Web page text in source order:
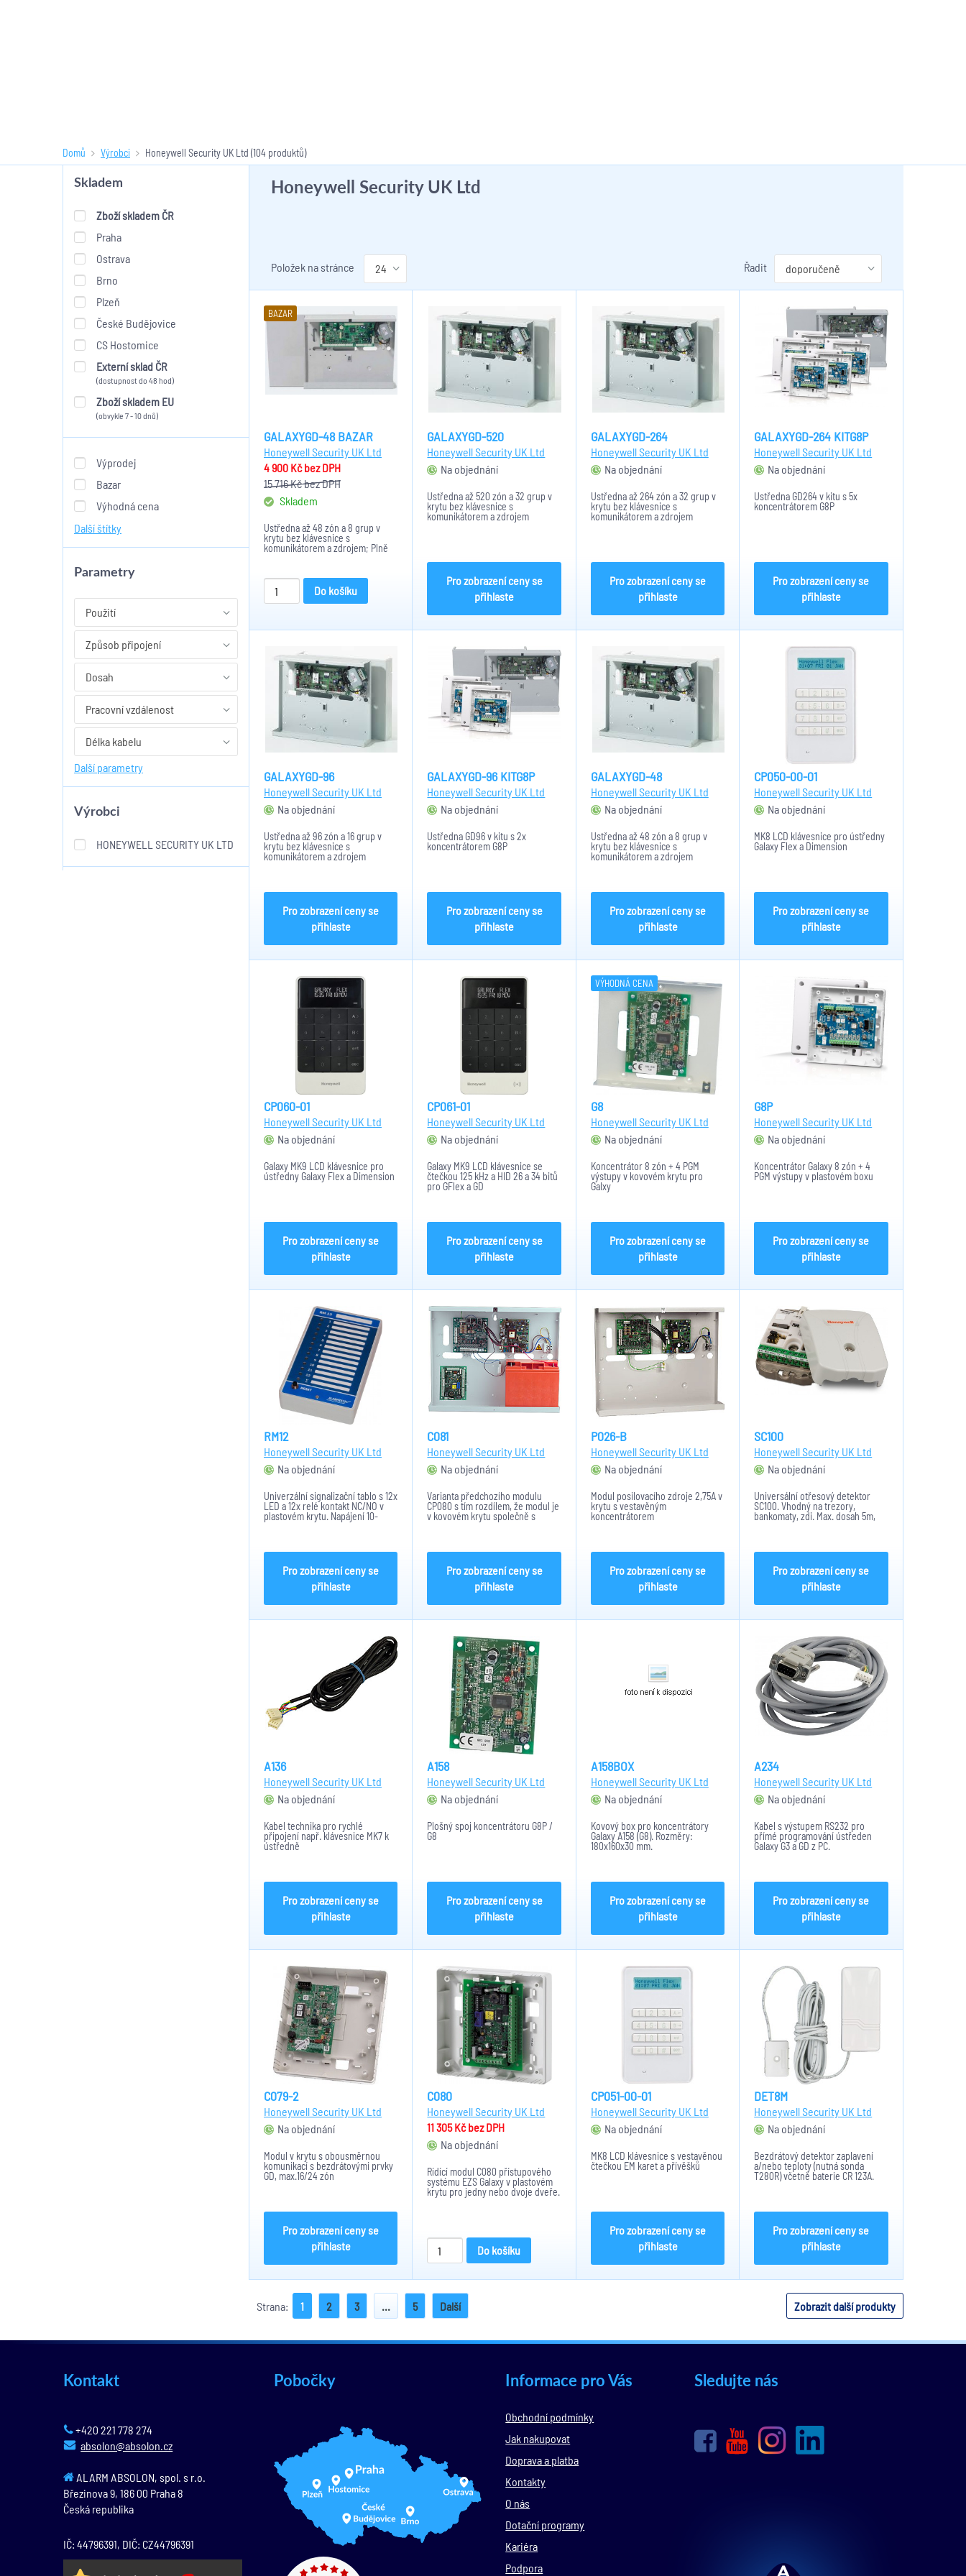
Domů Výrobci Honeywell Security UK Ltd (104 produktů)
Skladem
Zboží skladem ČR
Praha
Ostrava
Brno
Plzeň
České Budějovice
CS Hostomice
Externí sklad ČR
(dostupnost do 48 hod)
Zboží skladem EU
(obvykle 7 - 10 dnů)
Výprodej
Bazar
Výhodná cena
Další štítky
Parametry
Použití
Způsob připojení
Dosah
Pracovní vzdálenost
Délka kabelu
Další parametry
Výrobci
HONEYWELL SECURITY UK LTD
Honeywell Security UK Ltd
Položek na stránce Řadit
BAZAR
GALAXYGD-48 BAZAR
Honeywell Security UK Ltd
4 900 Kčbez DPH
15 716 Kčbez DPH
Skladem
Ústředna až 48 zón a 8 grup v
krytu bez klávesnice s
komunikátorem a zdrojem; Plně
funkční, používáno 2 roky na
Do košíku
GALAXYGD-520
Honeywell Security UK Ltd
Na objednání
Ústředna až 520 zón a 32 grup v
krytu bez klávesnice s
komunikátorem a zdrojem
Pro zobrazení ceny se
přihlaste
GALAXYGD-264
Honeywell Security UK Ltd
Na objednání
Ústředna až 264 zón a 32 grup v
krytu bez klávesnice s
komunikátorem a zdrojem
Pro zobrazení ceny se
přihlaste
GALAXYGD-264 KITG8P
Honeywell Security UK Ltd
Na objednání
Ústředna GD264 v kitu s 5x
koncentrátorem G8P
Pro zobrazení ceny se
přihlaste
GALAXYGD-96
Honeywell Security UK Ltd
Na objednání
Ústředna až 96 zón a 16 grup v
krytu bez klávesnice s
komunikátorem a zdrojem
Pro zobrazení ceny se
přihlaste
GALAXYGD-96 KITG8P
Honeywell Security UK Ltd
Na objednání
Ústředna GD96 v kitu s 2x
koncentrátorem G8P
Pro zobrazení ceny se
přihlaste
GALAXYGD-48
Honeywell Security UK Ltd
Na objednání
Ústředna až 48 zón a 8 grup v
krytu bez klávesnice s
komunikátorem a zdrojem
Pro zobrazení ceny se
přihlaste
CP050-00-01
Honeywell Security UK Ltd
Na objednání
MK8 LCD klávesnice pro ústředny
Galaxy Flex a Dimension
Pro zobrazení ceny se
přihlaste
CP060-01
Honeywell Security UK Ltd
Na objednání
Galaxy MK9 LCD klávesnice pro
ústředny Galaxy Flex a Dimension
Pro zobrazení ceny se
přihlaste
CP061-01
Honeywell Security UK Ltd
Na objednání
Galaxy MK9 LCD klávesnice se
čtečkou 125 kHz a HID 26 a 34 bitů
pro GFlex a GD
Pro zobrazení ceny se
přihlaste
VÝHODNÁ CENA
G8
Honeywell Security UK Ltd
Na objednání
Koncentrátor 8 zón + 4 PGM
výstupy v kovovém krytu pro
Galxy
Pro zobrazení ceny se
přihlaste
G8P
Honeywell Security UK Ltd
Na objednání
Koncentrátor Galaxy 8 zón + 4
PGM výstupy v plastovém boxu
Pro zobrazení ceny se
přihlaste
RM12
Honeywell Security UK Ltd
Na objednání
Univerzální signalizační tablo s 12x
LED a 12x relé kontakt NC/NO v
plastovém krytu. Napájení 10-
15VDC, odběr max 60mA, rozměry:
Pro zobrazení ceny se
přihlaste
C081
Honeywell Security UK Ltd
Na objednání
Varianta předchozího modulu
CP080 s tím rozdílem, že modul je
v kovovém krytu společně s
napájecím zdrojem 2,75A a jedním
Pro zobrazení ceny se
přihlaste
P026-B
Honeywell Security UK Ltd
Na objednání
Modul posilovacího zdroje 2,75A v
krytu s vestavěným
koncentrátorem
Pro zobrazení ceny se
přihlaste
SC100
Honeywell Security UK Ltd
Na objednání
Universální otřesový detektor
SC100. Vhodný na trezory,
bankomaty, zdi. Max. dosah 5m,
vestavěné EOL rezistory,
Pro zobrazení ceny se
přihlaste
A136
Honeywell Security UK Ltd
Na objednání
Kabel technika pro rychlé
připojení např. klávesnice MK7 k
ústředně
Pro zobrazení ceny se
přihlaste
A158
Honeywell Security UK Ltd
Na objednání
Plošný spoj koncentrátoru G8P /
G8
Pro zobrazení ceny se
přihlaste
A158BOX
Honeywell Security UK Ltd
Na objednání
Kovový box pro koncentrátory
Galaxy A158 (G8). Rozměry:
180x160x30 mm.
Pro zobrazení ceny se
přihlaste
A234
Honeywell Security UK Ltd
Na objednání
Kabel s výstupem RS232 pro
přímé programování ústředen
Galaxy G3 a GD z PC.
Pro zobrazení ceny se
přihlaste
C079-2
Honeywell Security UK Ltd
Na objednání
Modul v krytu s obousměrnou
komunikací s bezdrátovými prvky
GD, max.16/24 zón
Pro zobrazení ceny se
přihlaste
C080
Honeywell Security UK Ltd
11 305 Kčbez DPH
Na objednání
Řídící modul C080 přístupového
systému EZS Galaxy v plastovém
krytu pro jedny nebo dvoje dveře.
Rozměry: 150x162x39 mm
Do košíku
CP051-00-01
Honeywell Security UK Ltd
Na objednání
MK8 LCD klávesnice s vestavěnou
čtečkou EM karet a přívěšků
Pro zobrazení ceny se
přihlaste
DET8M
Honeywell Security UK Ltd
Na objednání
Bezdrátový detektor zaplavení
a/nebo teploty (nutná sonda
T280R) včetně baterie CR 123A.
Pro zobrazení ceny se
přihlaste
Zobrazit další produkty
Strana: 1 2 3 ... 5 Další
Kontakt
+420 221 778 274
absolon@absolon.cz
ALARM ABSOLON, spol. s r.o.
Březinova 9,186 00 Praha 8
Česká republika
IČ: 44796391, DIČ: CZ44796391
Pobočky Informace pro Vás
Obchodní podmínky
Jak nakupovat
Doprava a platba
Kontakty
O nás
Dotační programy
Kariéra
Podpora
Sledujte nás